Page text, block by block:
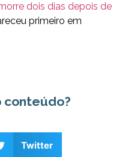
dois dias depois de
primeiro em
conteúdo?
Twitter